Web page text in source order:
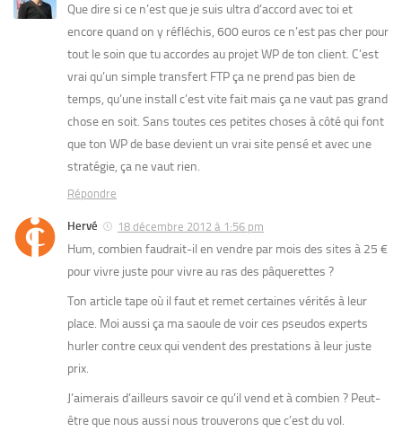
Que dire si ce n’est que je suis ultra d’accord avec toi et
encore quand on y réfléchis, 600 euros ce n’est pas cher pour
tout le soin que tu accordes au projet WP de ton client. C’est
vrai qu’un simple transfert FTP ça ne prend pas bien de
temps, qu’une install c’est vite fait mais ça ne vaut pas grand
chose en soit. Sans toutes ces petites choses à côté qui font
que ton WP de base devient un vrai site pensé et avec une
stratégie, ça ne vaut rien.
Répondre
Hervé 18 décembre 2012 à 1:56 pm
Hum, combien faudrait-il en vendre par mois des sites à 25 €
pour vivre juste pour vivre au ras des pâquerettes ?
Ton article tape où il faut et remet certaines vérités à leur
place. Moi aussi ça ma saoule de voir ces pseudos experts
hurler contre ceux qui vendent des prestations à leur juste
prix.
J’aimerais d’ailleurs savoir ce qu’il vend et à combien ? Peut-
être que nous aussi nous trouverons que c’est du vol.